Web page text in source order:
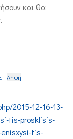
και θα
Λήψη
2015-12-16-13-
tis-prosklisis-
tis-